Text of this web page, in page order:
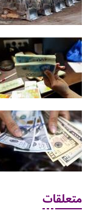
متعلقات